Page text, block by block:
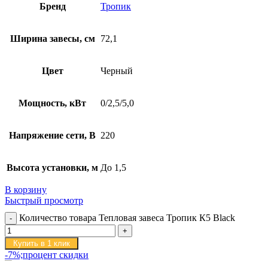
Бренд Тропик
Ширина завесы, см 72,1
Цвет Черный
Мощность, кВт 0/2,5/5,0
Напряжение сети, В 220
Высота установки, м До 1,5
В корзину
Быстрый просмотр
Количество товара Тепловая завеса Тропик К5 Black
Купить в 1 клик
-7%;процент скидки